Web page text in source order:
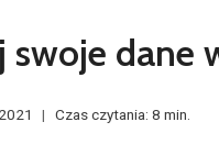
dane
Czas czytania: 8 min.